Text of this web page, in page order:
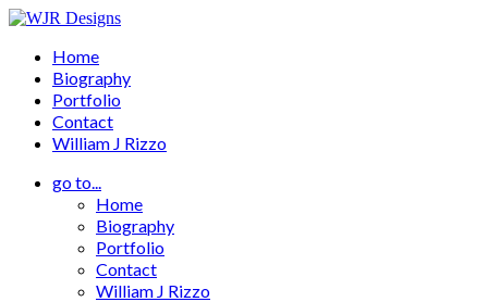
Home
Biography
Portfolio
Contact
William J Rizzo
go to...
Home
Biography
Portfolio
Contact
William J Rizzo